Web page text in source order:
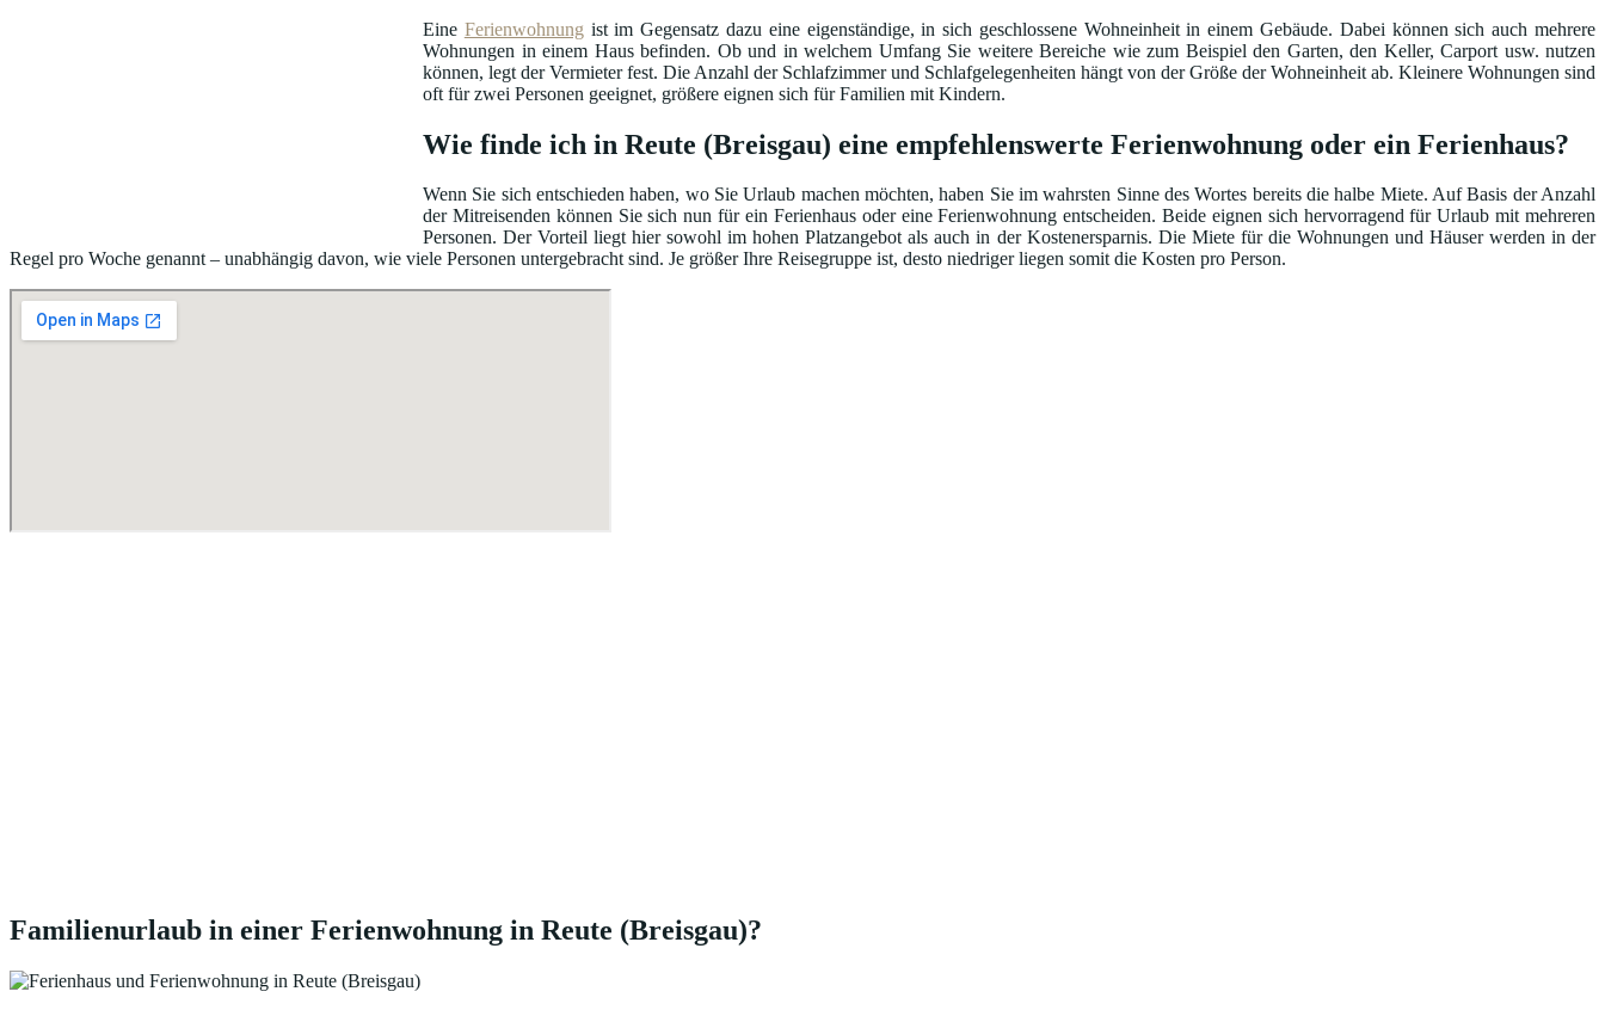
Eine Ferienwohnung ist im Gegensatz dazu eine eigenständige, in sich geschlossene Wohneinheit in einem Gebäude. Dabei können sich auch mehrere
Wohnungen in einem Haus befinden. Ob und in welchem Umfang Sie weitere Bereiche wie zum Beispiel den Garten, den Keller, Carport usw. nutzen
können, legt der Vermieter fest. Die Anzahl der Schlafzimmer und Schlafgelegenheiten hängt von der Größe der Wohneinheit ab. Kleinere Wohnungen sind
oft für zwei Personen geeignet, größere eignen sich für Familien mit Kindern.
Wie finde ich in Reute (Breisgau) eine empfehlenswerte Ferienwohnung oder ein Ferienhaus?
Wenn Sie sich entschieden haben, wo Sie Urlaub machen möchten, haben Sie im wahrsten Sinne des Wortes bereits die halbe Miete. Auf Basis der Anzahl
der Mitreisenden können Sie sich nun für ein Ferienhaus oder eine Ferienwohnung entscheiden. Beide eignen sich hervorragend für Urlaub mit mehreren
Personen. Der Vorteil liegt hier sowohl im hohen Platzangebot als auch in der Kostenersparnis. Die Miete für die Wohnungen und Häuser werden in der
Regel pro Woche genannt – unabhängig davon, wie viele Personen untergebracht sind. Je größer Ihre Reisegruppe ist, desto niedriger liegen somit die Kosten pro Person.
Familienurlaub in einer Ferienwohnung in Reute (Breisgau)?